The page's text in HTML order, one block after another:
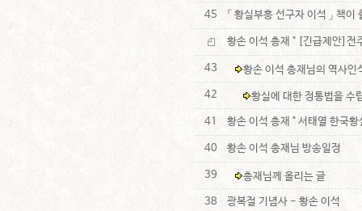
45 「 황실부흥 선구자 이석 」 책
황손 이석 총재 " [긴급제안]전
43 황손 이석 총재님의 역사인
42 황실에 대한 정통법을 수
41 황손 이석 총재 " 서태열 한국
40 황손 이석 총재님 방송일정
39 총재님께 올리는 글
38 광복절 기념사 - 황손 이석